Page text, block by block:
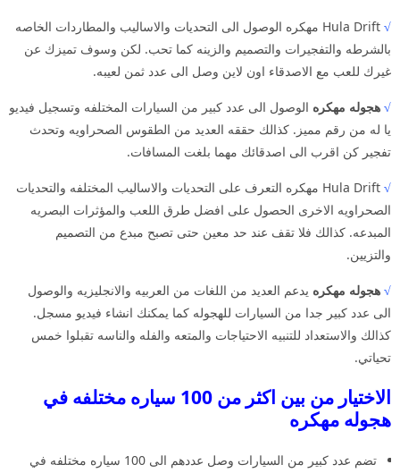
√
Hula Drift مهكره الوصول الى التحديات والاساليب والمطاردات الخاصه
بالشرطه والتفجيرات والتصميم والزينه كما تحب. لكن وسوف تميزك عن
غيرك للعب مع الاصدقاء اون لاين وصل الى عدد ثمن لعيبه.
√ هجوله مهكره الوصول الى عدد كبير من السيارات المختلفه وتسجيل فيديو
يا له من رقم مميز. كذالك حققه العديد من الطقوس الصحراويه وتحدث
تفجير كن اقرب الى اصدقائك مهما بلغت المسافات.
√
Hula Drift مهكره التعرف على التحديات والاساليب المختلفه والتحديات
الصحراويه الاخرى الحصول على افضل طرق اللعب والمؤثرات البصريه
المبدعه. كذالك فلا تقف عند حد معين حتى تصبح مبدع من التصميم
والتزيين.
√ هجوله مهكره يدعم العديد من اللغات من العربيه والانجليزيه والوصول
الى عدد كبير جدا من السيارات للهجوله كما يمكنك انشاء فيديو مسجل.
كذالك والاستعداد للتنبيه الاحتياجات والمتعه والفله والناسه تقبلوا خمس
تحياتي.
الاختيار من بين اكثر من 100 سياره مختلفه في
هجوله مهكره
تضم عدد كبير من السيارات وصل عددهم الى 100 سياره مختلفه في